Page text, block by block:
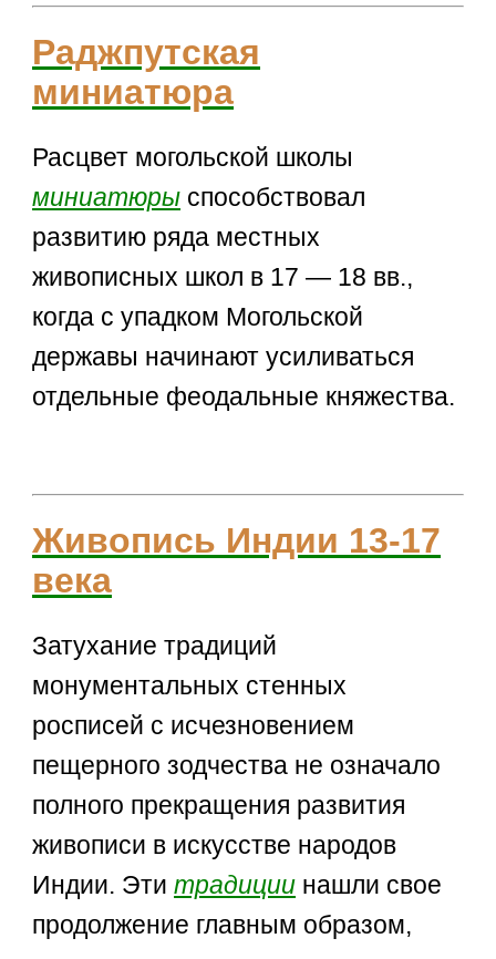
Раджпутская
миниатюра
Расцвет могольской школы
миниатюры способствовал
развитию ряда местных
живописных школ в 17 — 18 вв.,
когда с упадком Могольской
державы начинают усиливаться
отдельные феодальные княжества.
Живопись Индии 13-17
века
Затухание традиций
монументальных стенных
росписей с исчезновением
пещерного зодчества не означало
полного прекращения развития
живописи в искусстве народов
Индии. Этитрадиции нашли свое
продолжение главным образом,